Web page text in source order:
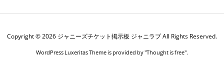
Copyright ©2026 ジャニーズチケット掲示板 ジャニラブAll Rights Reserved.
WordPress Luxeritas Theme is provided by "Thought is free".